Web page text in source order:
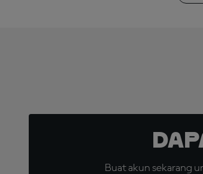
Buat akun sekarang